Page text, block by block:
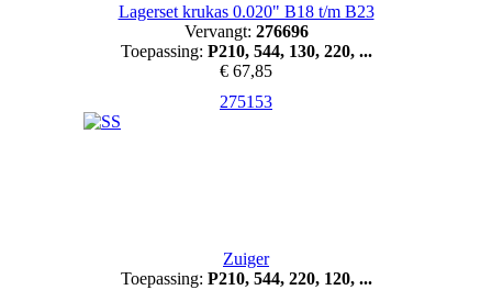
Lagerset krukas 0.020" B18 t/m B23
Vervangt: 276696
Toepassing: P210, 544, 130, 220, ...
€ 67,85
275153
Zuiger
Toepassing: P210, 544, 220, 120, ...